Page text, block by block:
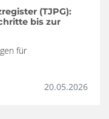
(TJPG):
bis zur
für
20.05.2026